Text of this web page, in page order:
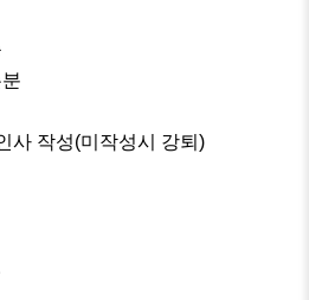
사 작성(미작성시 강퇴)